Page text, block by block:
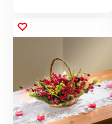
prepracovaných
kvetov, ktoré nikdy
realistická - vyzerá
ako skutočná!
Naplnený kvetináč pre
lepšiu
stabilitu.Rozmery: 36
x 35 x 12 cm. Materiál: